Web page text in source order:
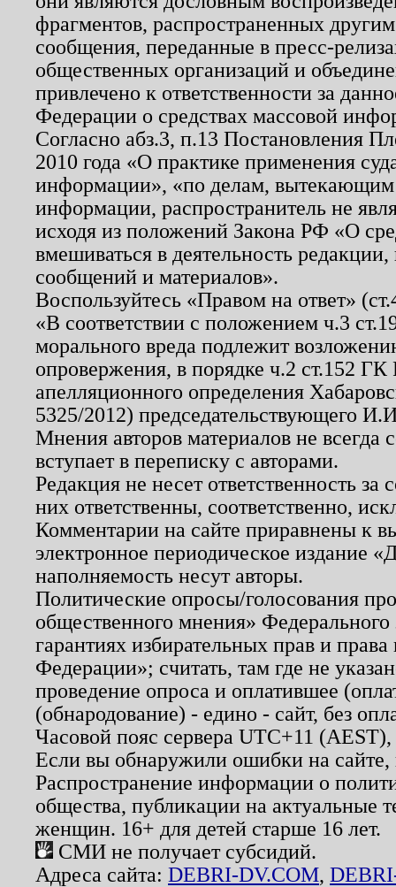
фрагментов, распространенных
сообщения, переданные в пресс-
общественных организаций и
привлечено к ответственности за
Федерации о средствах массовой
Согласно абз.3, п.13 Постановления
2010 года «О практике применения
информации», «по делам, вытекающим
информации, распространитель не
исходя из положений Закона РФ «О
вмешиваться в деятельность
сообщений и материалов».
Воспользуйтесь «Правом на ответ»
«В соответствии с положением ч.3
морального вреда подлежит
опровержения, в порядке ч.2 ст.152
апелляционного определения
5325/2012) председательствующего
Мнения авторов материалов не
вступает в переписку с авторами.
Редакция не несет ответственность
них ответственны, соответственно,
Комментарии на сайте приравнены к
электронное периодическое издание
наполняемость несут авторы.
Политические опросы/голосования
общественного мнения»
гарантиях избирательных прав и
Федерации»; считать, там где не
проведение опроса и оплатившее
(обнародование) - едино - сайт, без
Часовой пояс сервера UTC+11
Если вы обнаружили ошибки на
Распространение информации о
общества, публикации на актуальные
женщин. 16+ для детей старше 16 лет.
СМИ не получает субсидий.
Адреса сайта: DEBRI-DV.COM,